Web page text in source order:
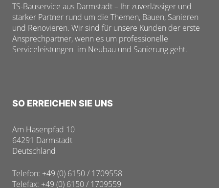
TS-Bauservice aus Darmstadt – Ihr zuverlässiger und
starker Partner rund um die Themen, Bauen, Sanieren
und Renovieren. Wir sind für unsere Kunden der erste
Ansprechpartner, wenn es um professionelle
Serviceleistungen im Neubau und Sanierung geht.
SO ERREICHEN SIE UNS
Am Hasenpfad 10
64291 Darmstadt
Deutschland
Telefon: +49 (0) 6150 / 1709558
Telefax: +49 (0) 6150 / 1709559